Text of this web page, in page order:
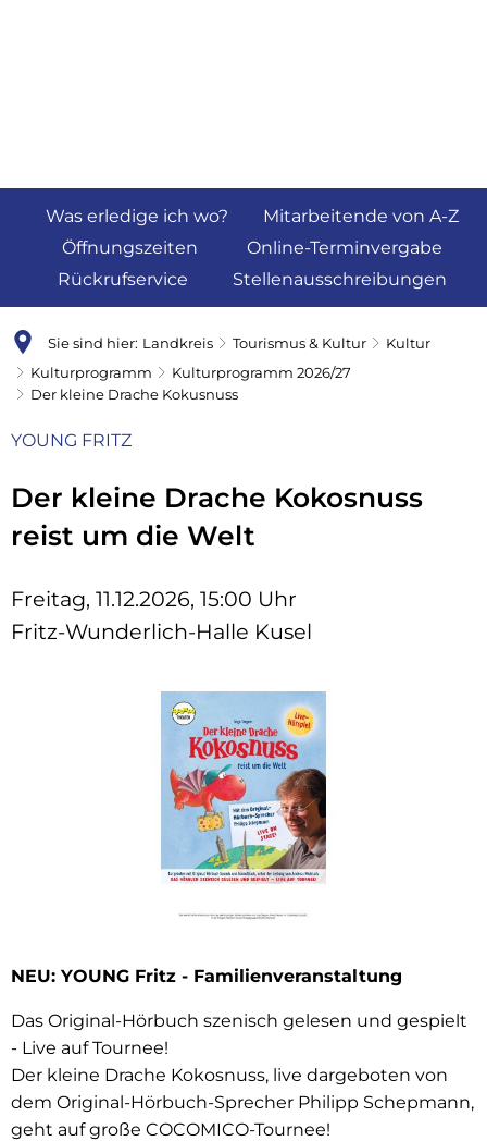
Was erledige ich wo?
Mitarbeitende von A-Z
Öffnungszeiten
Online-Terminvergabe
Rückrufservice
Stellenausschreibungen
Sie sind hier: Landkreis Tourismus & Kultur
Kultur
Kulturprogramm
Kulturprogramm 2026/27
Der kleine Drache Kokusnuss
YOUNG FRITZ
Der kleine Drache Kokosnuss
reist um die Welt
Freitag, 11.12.2026, 15:00 Uhr
Fritz-Wunderlich-Halle Kusel
NEU: YOUNG Fritz - Familienveranstaltung
Das Original-Hörbuch szenisch gelesen und gespielt
- Live auf Tournee!
Der kleine Drache Kokosnuss, live dargeboten von
dem Original-Hörbuch-Sprecher Philipp Schepmann,
geht auf große COCOMICO-Tournee!